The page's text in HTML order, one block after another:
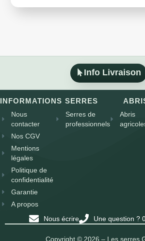
Info Livraison
INFORMATIONS
Nous
contacter
Nos CGV
Mentions
légales
Politique de
confidentialité
Garantie
A propos
SERRES
Serres de
professionnels
Abris
Nous écrire Une question ?
Copyright © 2026 – Les serres